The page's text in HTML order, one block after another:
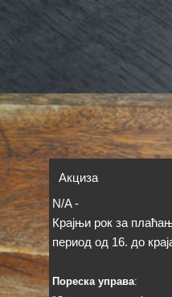
Акциза
N/A-
Крајњи рок за
период од 16. до
Пореска управа: